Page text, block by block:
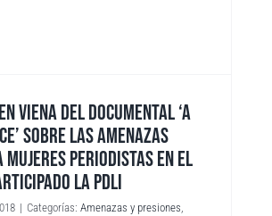
VIENA DEL DOCUMENTAL ‘A
SOBRE LAS AMENAZAS
MUJERES PERIODISTAS EN EL
LA PDLI
| Categorías:Amenazas y presiones,